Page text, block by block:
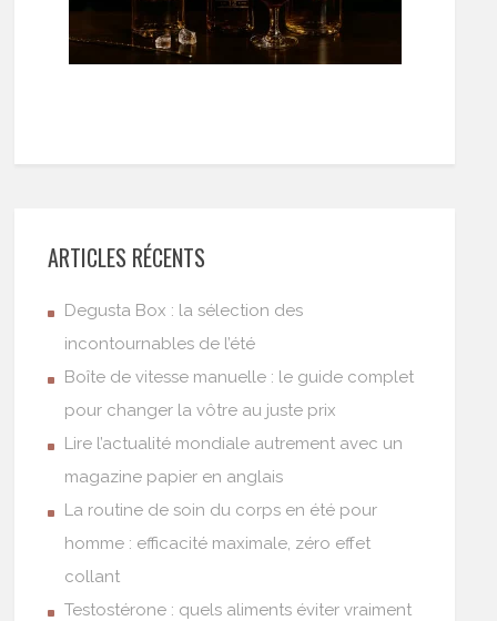
ARTICLES RÉCENTS
Degusta Box : la sélection des
incontournables de l’été
Boîte de vitesse manuelle : le guide complet
pour changer la vôtre au juste prix
Lire l’actualité mondiale autrement avec un
magazine papier en anglais
La routine de soin du corps en été pour
homme : efficacité maximale, zéro effet
collant
Testostérone : quels aliments éviter vraiment